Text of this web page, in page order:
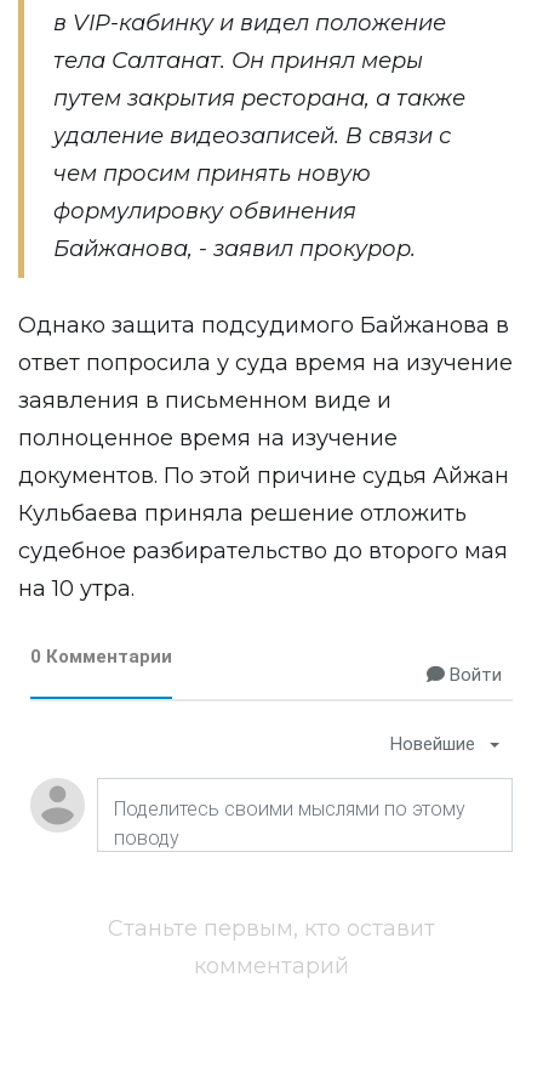
в VIP-кабинку и видел положение
тела Салтанат. Он принял меры
путем закрытия ресторана, а также
удаление видеозаписей. В связи с
чем просим принять новую
формулировку обвинения
Байжанова, - заявил прокурор.
Однако защита подсудимого Байжанова в
ответ попросила у суда время на изучение
заявления в письменном виде и
полноценное время на изучение
документов. По этой причине судья Айжан
Кульбаева приняла решение отложить
судебное разбирательство до второго мая
на 10 утра.
0 Комментарии
Войти
Новейшие
Станьте первым, кто оставит
комментарий